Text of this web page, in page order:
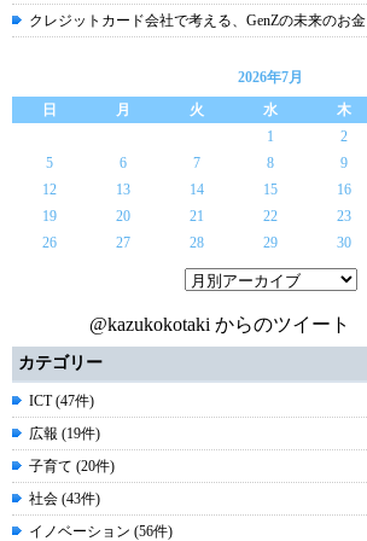
クレジットカード会社で考える、GenZの未来のお金
2026年7月
日
月 火 水 木
1
2
5
6 7 8 9
12
13 14 15 16
19
20 21 22 23
26
27 28 29 30
@kazukokotaki からのツイート
カテゴリー
ICT (47件)
広報 (19件)
子育て (20件)
社会 (43件)
イノベーション (56件)